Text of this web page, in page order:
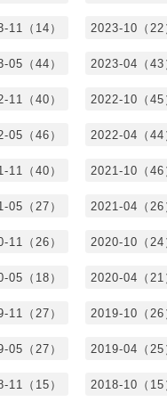
11（14） 2023-10（22
05（44） 2023-04（43
11（40） 2022-10（45
05（46） 2022-04（44
11（40） 2021-10（46
05（27） 2021-04（26
11（26） 2020-10（24
05（18） 2020-04（21
11（27） 2019-10（26
05（27） 2019-04（25
11（15） 2018-10（15